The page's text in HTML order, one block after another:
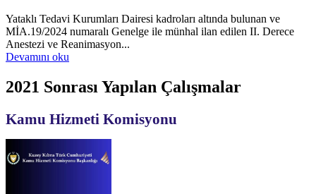
Yataklı Tedavi Kurumları Dairesi kadroları altında bulunan ve
MİA.19/2024 numaralı Genelge ile münhal ilan edilen II. Derece
Anestezi ve Reanimasyon...
Devamını oku
2021 Sonrası Yapılan Çalışmalar
Kamu Hizmeti Komisyonu